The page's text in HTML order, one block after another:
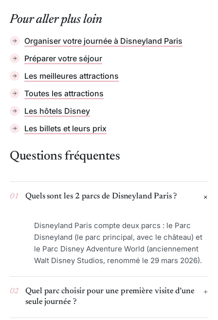
Pour aller plus loin
Organiser votre journée à Disneyland Paris
Préparer votre séjour
Les meilleures attractions
Toutes les attractions
Les hôtels Disney
Les billets et leurs prix
Questions fréquentes
01 Quels sont les 2 parcs de Disneyland Paris ?
Disneyland Paris compte deux parcs : le Parc
Disneyland (le parc principal, avec le château) et
le Parc Disney Adventure World (anciennement
Walt Disney Studios, renommé le 29 mars 2026).
02
Quel parc choisir pour une première visite d’une
seule journée ?